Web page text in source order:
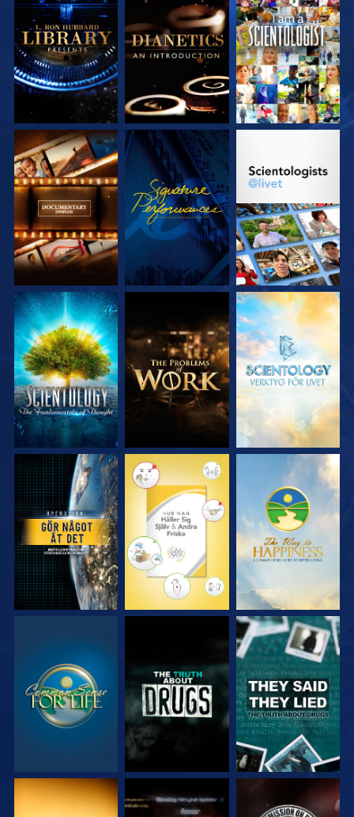
UTFORSKA
SERIEN
UTFORSKA
SERIEN
TITTA
UTFORSKA
SERIEN
TITTA
UTFORSKA
UTFORSKA
SERIEN
UTFORSKA
SERIEN
UTFORSKA
SERIEN
TITTA TITTA TITTA
TITTA TITTA TITTA